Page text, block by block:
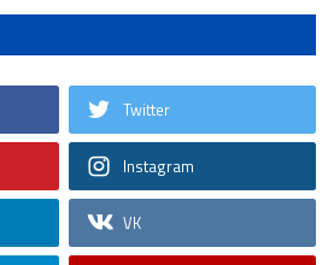
Twitter
Instagram
VK